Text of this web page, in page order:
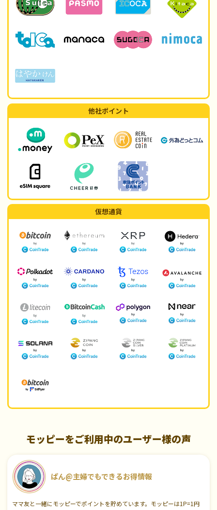
他社ポイント
仮想通貨
モッピーをご利用中のユーザー様の声
ぱん@主婦でもできるお得情報
ママ友と一緒にモッピーでポイントを貯めています。モッピーは1P=1円